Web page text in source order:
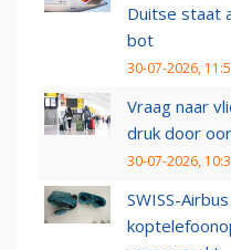
Duitse staat
bot
30-07-2026,
Vraag naar
druk door
30-07-2026,
SWISS-